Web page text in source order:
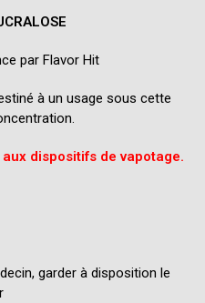
par Flavor Hit
à un usage sous cette
dispositifs de vapotage.
garder à disposition le